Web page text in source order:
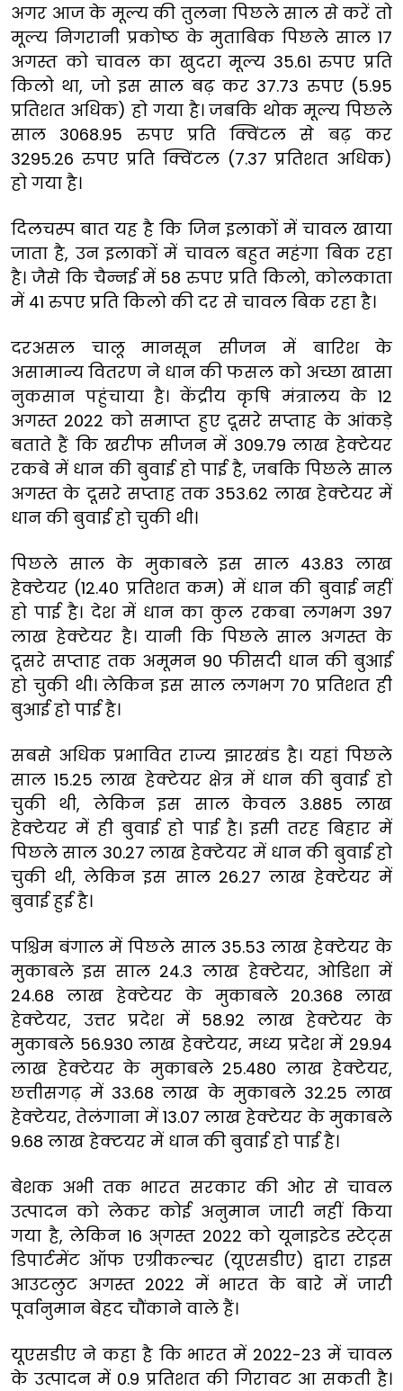
अगर आज के मूल्य की तुलना पिछले साल से करें तो
मूल्य निगरानी प्रकोष्ठ के मुताबिक पिछले साल 17
अगस्त को चावल का खुदरा मूल्य 35.61 रुपए प्रति
किलो था, जो इस साल बढ़ कर 37.73 रुपए (5.95
प्रतिशत अधिक) हो गया है। जबकि थोक मूल्य पिछले
साल 3068.95 रुपए प्रति क्विंटल से बढ़ कर
3295.26 रुपए प्रति क्विंटल (7.37 प्रतिशत अधिक)
हो गया है।
दिलचस्प बात यह है कि जिन इलाकों में चावल खाया
जाता है, उन इलाकों में चावल बहुत महंगा बिक रहा
है। जैसे कि चैन्नई में 58 रुपए प्रति किलो, कोलकाता
में 41 रुपए प्रति किलो की दर से चावल बिक रहा है।
दरअसल चालू मानसून सीजन में बारिश के
असामान्य वितरण ने धान की फसल को अच्छा खासा
नुकसान पहुंचाया है। केंद्रीय कृषि मंत्रालय के 12
अगस्त 2022 को समाप्त हुए दूसरे सप्ताह के आंकड़े
बताते हैं कि खरीफ सीजन में 309.79 लाख हेक्टेयर
रकबे में धान की बुवाई हो पाई है, जबकि पिछले साल
अगस्त के दूसरे सप्ताह तक 353.62 लाख हेक्टेयर में
धान की बुवाई हो चुकी थी।
पिछले साल के मुकाबले इस साल 43.83 लाख
हेक्टेयर (12.40 प्रतिशत कम) में धान की बुवाई नहीं
हो पाई है। देश में धान का कुल रकबा लगभग 397
लाख हेक्टेयर है। यानी कि पिछले साल अगस्त के
दूसरे सप्ताह तक अमूमन 90 फीसदी धान की बुआई
हो चुकी थी। लेकिन इस साल लगभग 70 प्रतिशत ही
बुआई हो पाई है।
सबसे अधिक प्रभावित राज्य झारखंड है। यहां पिछले
साल 15.25 लाख हेक्टेयर क्षेत्र में धान की बुवाई हो
चुकी थी, लेकिन इस साल केवल 3.885 लाख
हेक्टेयर में ही बुवाई हो पाई है। इसी तरह बिहार में
पिछले साल 30.27 लाख हेक्टेयर में धान की बुवाई हो
चुकी थी, लेकिन इस साल 26.27 लाख हेक्टेयर में
बुवाई हुई है।
पश्चिम बंगाल में पिछले साल 35.53 लाख हेक्टेयर के
मुकाबले इस साल 24.3 लाख हेक्टेयर, ओडिशा में
24.68 लाख हेक्टेयर के मुकाबले 20.368 लाख
हेक्टेयर, उत्तर प्रदेश में 58.92 लाख हेक्टेयर के
मुकाबले 56.930 लाख हेक्टेयर, मध्य प्रदेश में 29.94
लाख हेक्टेयर के मुकाबले 25.480 लाख हेक्टेयर,
छत्तीसगढ़ में 33.68 लाख के मुकाबले 32.25 लाख
हेक्टेयर, तेलंगाना में 13.07 लाख हेक्टेयर के मुकाबले
9.68 लाख हेक्टयर में धान की बुवाई हो पाई है।
बेशक अभी तक भारत सरकार की ओर से चावल
उत्पादन को लेकर कोई अनुमान जारी नहीं किया
गया है, लेकिन 16 अ्गस्त 2022 को यूनाइटेड स्टेट्स
डिपार्टमेंट ऑफ एग्रीकल्चर (यूएसडीए) द्वारा राइस
आउटलुट अगस्त 2022 में भारत के बारे में जारी
पूर्वानुमान बेहद चौंकाने वाले हैं।
यूएसडीए ने कहा है कि भारत में 2022-23 में चावल
के उत्पादन में 0.9 प्रतिशत की गिरावट आ सकती है।